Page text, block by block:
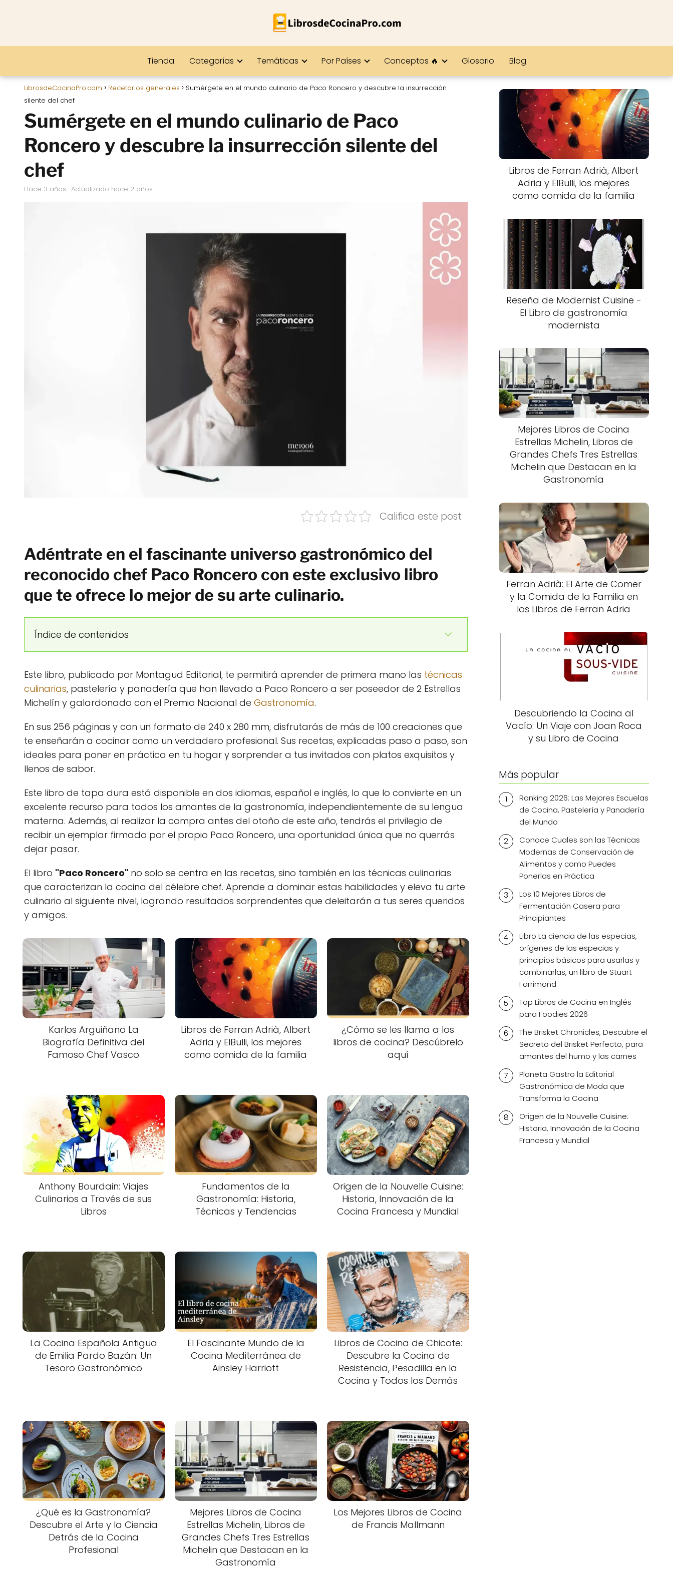
Tienda Categorías Temáticas Por Países Conceptos 🔥 Glosario Blog
LibrosdeCocinaPro.com Recetarios generales
Sumérgete en el mundo culinario de Paco Roncero y descubre la insurrección
silente del chef
Sumérgete en el mundo culinario de Paco
Roncero y descubre la insurrección silente del
chef
hace 3 años · Actualizado hace 2 años
Califica este post
Adéntrate en el fascinante universo gastronómico del
reconocido chef Paco Roncero con este exclusivo libro
que te ofrece lo mejor de su arte culinario.
Índice de contenidos
Este libro, publicado por Montagud Editorial, te permitirá aprender de primera mano las técnicas
culinarias, pastelería y panadería que han llevado a Paco Roncero a ser poseedor de 2 Estrellas
Michelín y galardonado con el Premio Nacional de Gastronomía.
En sus 256 páginas y con un formato de 240 x 280 mm, disfrutarás de más de 100 creaciones que
te enseñarán a cocinar como un verdadero profesional. Sus recetas, explicadas paso a paso, son
ideales para poner en práctica en tu hogar y sorprender a tus invitados con platos exquisitos y
llenos de sabor.
Este libro de tapa dura está disponible en dos idiomas, español e inglés, lo que lo convierte en un
excelente recurso para todos los amantes de la gastronomía, independientemente de su lengua
materna. Además, al realizar la compra antes del otoño de este año, tendrás el privilegio de
recibir un ejemplar firmado por el propio Paco Roncero, una oportunidad única que no querrás
dejar pasar.
El libro "Paco Roncero" no solo se centra en las recetas, sino también en las técnicas culinarias
que caracterizan la cocina del célebre chef. Aprende a dominar estas habilidades y eleva tu arte
culinario al siguiente nivel, logrando resultados sorprendentes que deleitarán a tus seres queridos
y amigos.
Karlos Arguiñano La
Biografía Definitiva del
Famoso Chef Vasco
Libros de Ferran Adrià, Albert
Adria y ElBulli, los mejores
como comida de la familia
¿Cómo se les llama a los
libros de cocina? Descúbrelo
aquí
Anthony Bourdain: Viajes
Culinarios a Través de sus
Libros
Fundamentos de la
Gastronomía: Historia,
Técnicas y Tendencias
Origen de la Nouvelle Cuisine:
Historia, Innovación de la
Cocina Francesa y Mundial
La Cocina Española Antigua
de Emilia Pardo Bazán: Un
Tesoro Gastronómico
El Fascinante Mundo de la
Cocina Mediterránea de
Ainsley Harriott
Libros de Cocina de Chicote:
Descubre la Cocina de
Resistencia, Pesadilla en la
Cocina y Todos los Demás
¿Qué es la Gastronomía?
Descubre el Arte y la Ciencia
Detrás de la Cocina
Profesional
Mejores Libros de Cocina
Estrellas Michelin, Libros de
Grandes Chefs Tres Estrellas
Michelin que Destacan en la
Gastronomía
Los Mejores Libros de Cocina
de Francis Mallmann
Libros de Ferran Adrià, Albert
Adria y ElBulli, los mejores
como comida de la familia
Reseña de Modernist Cuisine -
El Libro de gastronomía
modernista
Mejores Libros de Cocina
Estrellas Michelin, Libros de
Grandes Chefs Tres Estrellas
Michelin que Destacan en la
Gastronomía
Ferran Adrià: El Arte de Comer
y la Comida de la Familia en
los Libros de Ferran Adria
Descubriendo la Cocina al
Vacío: Un Viaje con Joan Roca
y su Libro de Cocina
Más popular
Ranking 2026: Las Mejores Escuelas
de Cocina, Pastelería y Panadería
del Mundo
Conoce Cuales son las Técnicas
Modernas de Conservación de
Alimentos y como Puedes
Ponerlas en Práctica
Los 10 Mejores Libros de
Fermentación Casera para
Principiantes
Libro La ciencia de las especias,
orígenes de las especias y
principios básicos para usarlas y
combinarlas, un libro de Stuart
Farrimond
Top Libros de Cocina en Inglés
para Foodies 2026
The Brisket Chronicles, Descubre el
Secreto del Brisket Perfecto, para
amantes del humo y las carnes
Planeta Gastro la Editorial
Gastronómica de Moda que
Transforma la Cocina
Origen de la Nouvelle Cuisine:
Historia, Innovación de la Cocina
Francesa y Mundial